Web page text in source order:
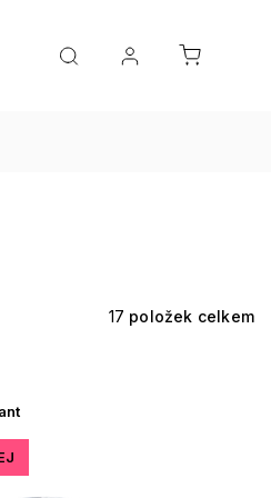
Doplňky
17 položek celkem